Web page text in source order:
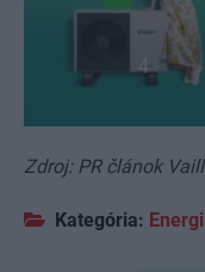
4
Zdroj: PR článok
Kategória: